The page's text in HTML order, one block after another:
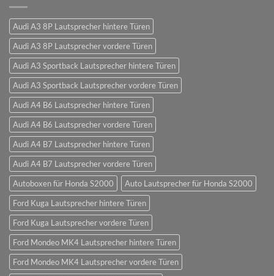
Audi A3 8P Lautsprecher hintere Türen
Audi A3 8P Lautsprecher vordere Türen
Audi A3 Sportback Lautsprecher hintere Türen
Audi A3 Sportback Lautsprecher vordere Türen
Audi A4 B6 Lautsprecher hintere Türen
Audi A4 B6 Lautsprecher vordere Türen
Audi A4 B7 Lautsprecher hintere Türen
Audi A4 B7 Lautsprecher vordere Türen
Autoboxen für Honda S2000
Auto Lautsprecher für Honda S2000
Ford Kuga Lautsprecher hintere Türen
Ford Kuga Lautsprecher vordere Türen
Ford Mondeo MK4 Lautsprecher hintere Türen
Ford Mondeo MK4 Lautsprecher vordere Türen